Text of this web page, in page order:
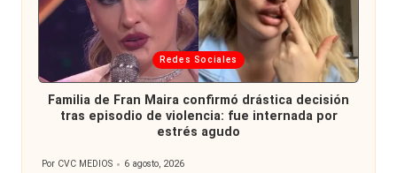
Publicada
en
Redes Sociales
Familia de Fran Maira confirmó drástica decisión
tras episodio de violencia: fue internada por
estrés agudo
Publicado
Por CVC MEDIOS 6 agosto, 2026